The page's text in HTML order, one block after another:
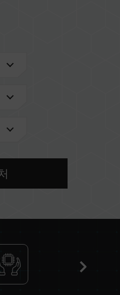
세트의 메모리는 호
시스템이 불안정해
호환성에 따라 달라
)에 따라 기본 주
아닌 정상적인 작
는 표기된 주파